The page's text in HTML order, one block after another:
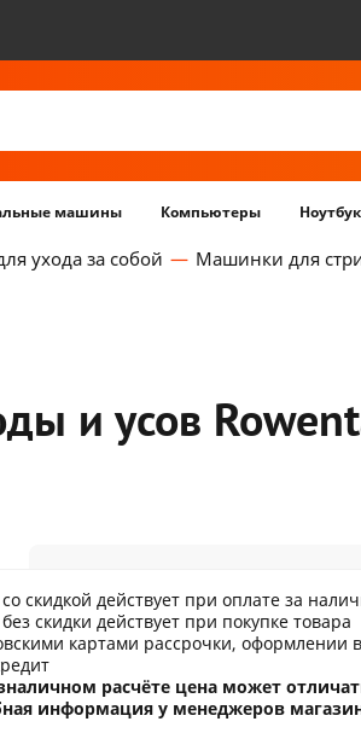
машины Компьютеры
ухода за собой Машинки для
и усов
119.85 BYN125.84
скидкой действует при оплате за
скидки действует при покупке товара
картами рассрочки, оформлении
расчёте цена может
информация у менеджеров
Сообщить о снижении цены